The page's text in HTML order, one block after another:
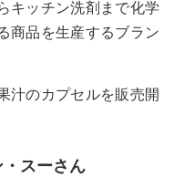
キッチン洗剤まで化学
商品を生産するブラン
汁のカプセルを販売開
スーさん